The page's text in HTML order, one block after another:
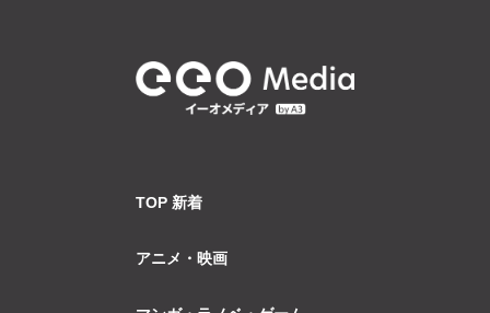
TOP 新着
アニメ・映画